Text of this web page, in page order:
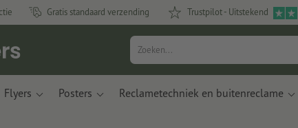
Gratis standaard verzending Trustpilot - Uitstekend
Flyers Posters Reclametechniek en buitenreclame